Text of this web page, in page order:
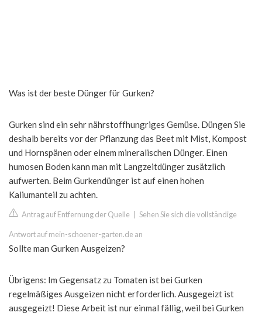
Was ist der beste Dünger für Gurken?
Gurken sind ein sehr nährstoffhungriges Gemüse. Düngen Sie
deshalb bereits vor der Pflanzung das Beet mit Mist, Kompost
und Hornspänen oder einem mineralischen Dünger. Einen
humosen Boden kann man mit Langzeitdünger zusätzlich
aufwerten. Beim Gurkendünger ist auf einen hohen
Kaliumanteil zu achten.
Antrag auf Entfernung der Quelle Sehen Sie sich die vollständige
Antwort auf mein-schoener-garten.de an
Sollte man Gurken Ausgeizen?
Übrigens: Im Gegensatz zu Tomaten ist bei Gurken
regelmäßiges Ausgeizen nicht erforderlich. Ausgegeizt ist
ausgegeizt! Diese Arbeit ist nur einmal fällig, weil bei Gurken